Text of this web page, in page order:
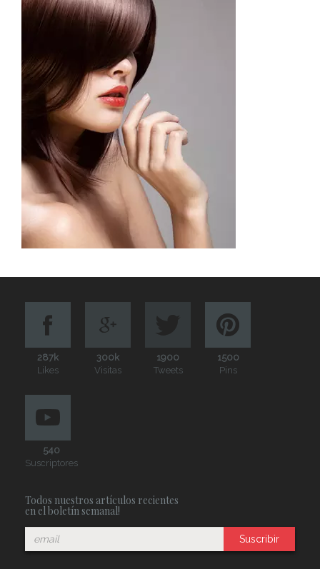
287k
Likes
300k
Visitas
1900
Tweets
1500
Pins
540
Suscriptores
Todos nuestros artículos recientes
en el boletín semanal!
Suscribir